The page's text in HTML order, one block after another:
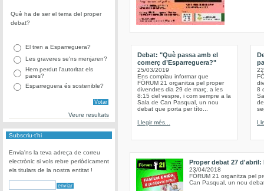
Què ha de ser el tema del proper
debat?
El tren a Esparreguera?
Les graveres se'ns menjaren?
Hem perdut l'autoritat els
pares?
Esparreguera és sostenible?
Veure resultats
Subscriu-t'hi
Envia'ns la teva adreça de correu
electrònic si vols rebre periòdicament
els titulars de la nostra entitat !
Debat: "Què passa amb el
comerç d’Esparreguera?"
25/03/2019
Ens complau informar que
FÒRUM 21 organitza pel proper
divendres dia 29 de març, a les
8:15 del vespre, i com sempre a la
Sala de Can Pasqual, un nou
debat que porta per títo...
Llegir més...
8
Proper debat 27
23/04/2018
FÒRUM 21 organitza pel
Can Pasqual, un nou